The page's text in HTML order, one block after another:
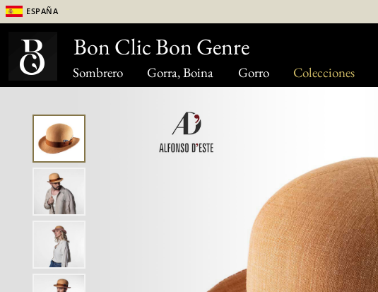
Sombrero Gorra, Boina Gorro Colecciones
España
Bon Clic Bon Genre